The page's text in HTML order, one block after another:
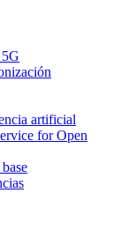
artificial
for Open